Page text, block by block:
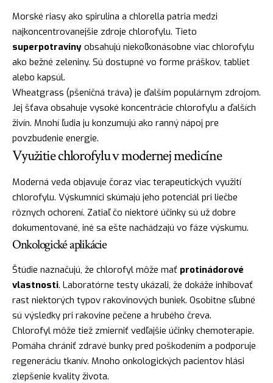
Morské riasy ako spirulina a chlorella patria medzi
najkoncentrovanejšie zdroje chlorofylu. Tieto
superpotraviny obsahujú niekoľkonásobne viac chlorofylu
ako bežné zeleniny. Sú dostupné vo forme práškov, tabliet
alebo kapsúl.
Wheatgrass (pšeničná tráva) je ďalším populárnym zdrojom.
Jej šťava obsahuje vysoké koncentrácie chlorofylu a ďalších
živín. Mnohí ľudia ju konzumujú ako ranný nápoj pre
povzbudenie energie.
Využitie chlorofylu v modernej medicíne
Moderná veda objavuje čoraz viac terapeutických využití
chlorofylu. Výskumníci skúmajú jeho potenciál pri liečbe
rôznych ochorení. Zatiaľ čo niektoré účinky sú už dobre
dokumentované, iné sa ešte nachádzajú vo fáze výskumu.
Onkologické aplikácie
Štúdie naznačujú, že chlorofyl môže mať protinádorové
vlastnosti. Laboratórne testy ukázali, že dokáže inhibovať
rast niektorých typov rakovinových buniek. Osobitne sľubné
sú výsledky pri rakovine pečene a hrubého čreva.
Chlorofyl môže tiež zmierniť vedľajšie účinky chemoterapie.
Pomáha chrániť zdravé bunky pred poškodením a podporuje
regeneráciu tkanív. Mnoho onkologických pacientov hlási
zlepšenie kvality života.